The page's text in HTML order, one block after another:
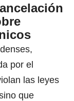
por el
las leyes
que